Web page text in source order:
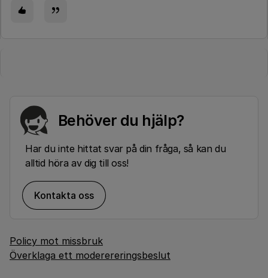
Behöver du hjälp?
Har du inte hittat svar på din fråga, så kan du
alltid höra av dig till oss!
Kontakta oss
Policy mot missbruk
Överklaga ett moderereringsbeslut